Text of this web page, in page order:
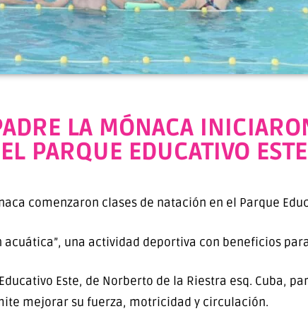
LA MÓNACA
PARQUE EDUCATIVO ESTE
comenzaron clases de natación en el Parque
una actividad deportiva con beneficios
Este, de Norberto de la Riestra esq. Cuba,
mejorar su fuerza, motricidad y circulación.